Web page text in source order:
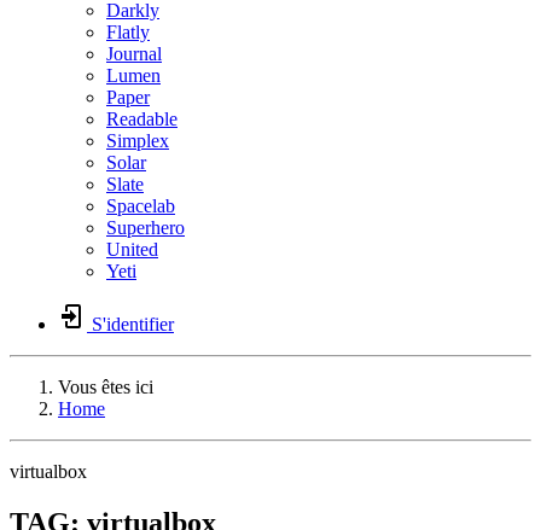
Darkly
Flatly
Journal
Lumen
Paper
Readable
Simplex
Solar
Slate
Spacelab
Superhero
United
Yeti
S'identifier
Vous êtes ici
Home
virtualbox
TAG: virtualbox